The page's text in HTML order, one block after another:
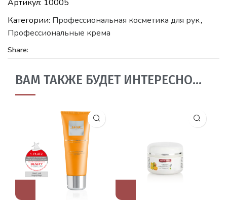
Артикул: 10005
Категории: Профессиональная косметика для рук,
Профессиональные крема
Share:
ВАМ ТАКЖЕ БУДЕТ ИНТЕРЕСНО…